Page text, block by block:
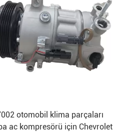
otomobil klima parçaları
ac kompresörü için Chevrolet